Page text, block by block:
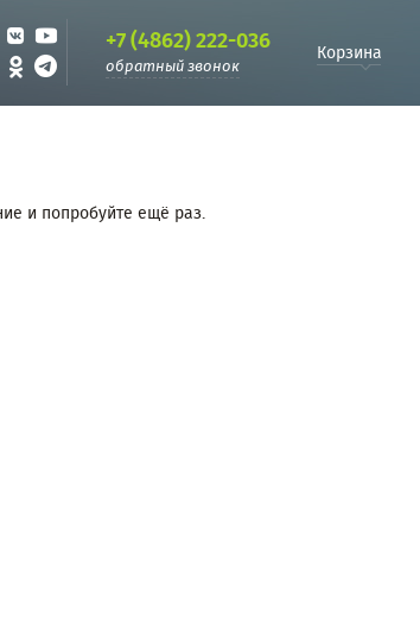
+7 (4862) 222-036
обратный звонок
Корзина
и попробуйте ещё раз.